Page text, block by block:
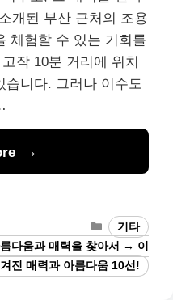
개된 부산 근처의 조용
체험할 수 있는 기회를
작 10분 거리에 위치
니다. 그러나 이수도
Categories
기타
다움과 매력을 찾아서 → 이
진 매력과 아름다움 10선!